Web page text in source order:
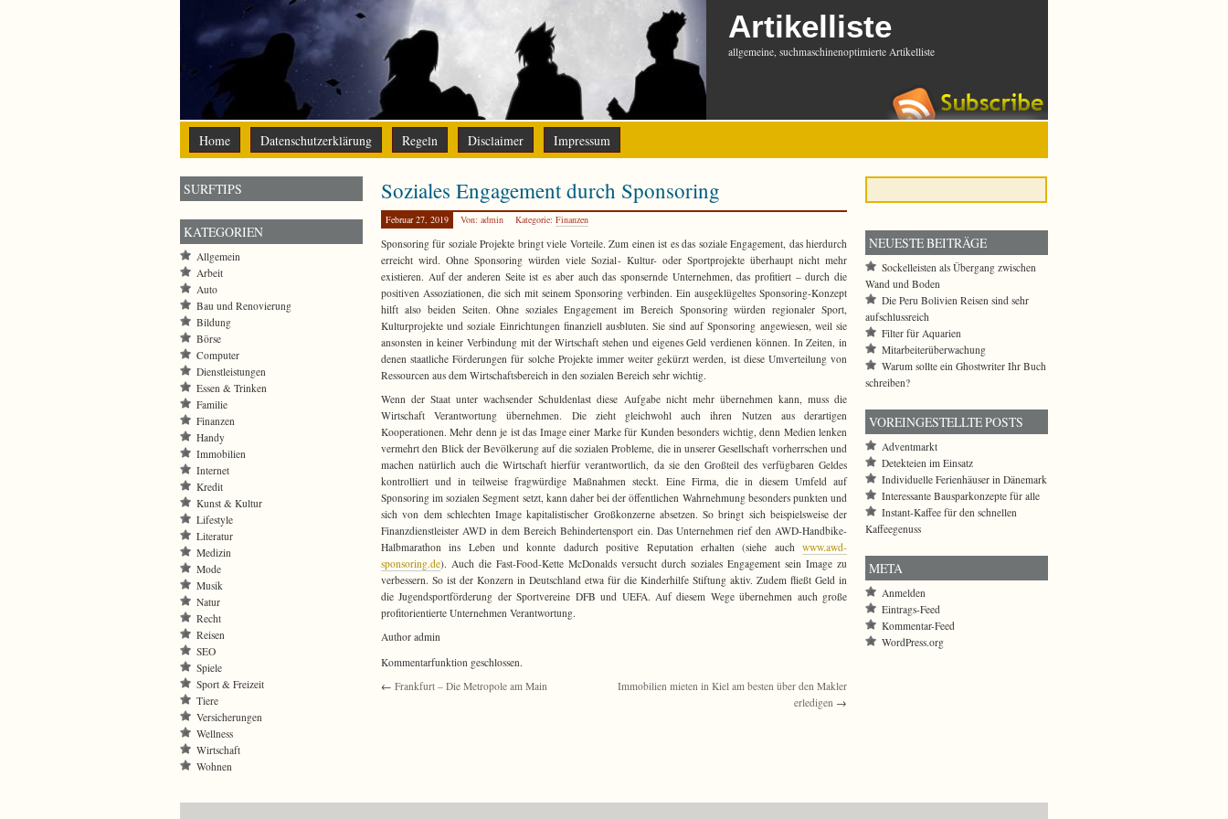
Artikelliste
allgemeine, suchmaschinenoptimierte Artikelliste
Home Datenschutzerklärung Regeln Disclaimer Impressum
Soziales Engagement durch Sponsoring
Februar 27, 2019 Von: admin Kategorie: Finanzen
Sponsoring für soziale Projekte bringt viele Vorteile. Zum einen ist es das soziale Engagement, das hierdurch
erreicht wird. Ohne Sponsoring würden viele Sozial- Kultur- oder Sportprojekte überhaupt nicht mehr
existieren. Auf der anderen Seite ist es aber auch das sponsernde Unternehmen, das profitiert – durch die
positiven Assoziationen, die sich mit seinem Sponsoring verbinden. Ein ausgeklügeltes Sponsoring-Konzept
hilft also beiden Seiten. Ohne soziales Engagement im Bereich Sponsoring würden regionaler Sport,
Kulturprojekte und soziale Einrichtungen finanziell ausbluten. Sie sind auf Sponsoring angewiesen, weil sie
ansonsten in keiner Verbindung mit der Wirtschaft stehen und eigenes Geld verdienen können. In Zeiten, in
denen staatliche Förderungen für solche Projekte immer weiter gekürzt werden, ist diese Umverteilung von
Ressourcen aus dem Wirtschaftsbereich in den sozialen Bereich sehr wichtig.
Wenn der Staat unter wachsender Schuldenlast diese Aufgabe nicht mehr übernehmen kann, muss die
Wirtschaft Verantwortung übernehmen. Die zieht gleichwohl auch ihren Nutzen aus derartigen
Kooperationen. Mehr denn je ist das Image einer Marke für Kunden besonders wichtig, denn Medien lenken
vermehrt den Blick der Bevölkerung auf die sozialen Probleme, die in unserer Gesellschaft vorherrschen und
machen natürlich auch die Wirtschaft hierfür verantwortlich, da sie den Großteil des verfügbaren Geldes
kontrolliert und in teilweise fragwürdige Maßnahmen steckt. Eine Firma, die in diesem Umfeld auf
Sponsoring im sozialen Segment setzt, kann daher bei der öffentlichen Wahrnehmung besonders punkten und
sich von dem schlechten Image kapitalistischer Großkonzerne absetzen. So bringt sich beispielsweise der
Finanzdienstleister AWD in dem Bereich Behindertensport ein. Das Unternehmen rief den AWD-Handbike-
Halbmarathon ins Leben und konnte dadurch positive Reputation erhalten (siehe auch www.awd-
sponsoring.de). Auch die Fast-Food-Kette McDonalds versucht durch soziales Engagement sein Image zu
verbessern. So ist der Konzern in Deutschland etwa für die Kinderhilfe Stiftung aktiv. Zudem fließt Geld in
die Jugendsportförderung der Sportvereine DFB und UEFA. Auf diesem Wege übernehmen auch große
profitorientierte Unternehmen Verantwortung.
Author admin
Kommentarfunktion geschlossen.
← Frankfurt – Die Metropole am Main
Immobilien mieten in Kiel am besten über den Makler
erledigen →
SURFTIPS
KATEGORIEN
Allgemein
Arbeit
Auto
Bau und Renovierung
Bildung
Börse
Computer
Dienstleistungen
Essen & Trinken
Familie
Finanzen
Handy
Immobilien
Internet
Kredit
Kunst & Kultur
Lifestyle
Literatur
Medizin
Mode
Musik
Natur
Recht
Reisen
SEO
Spiele
Sport & Freizeit
Tiere
Versicherungen
Wellness
Wirtschaft
Wohnen
NEUESTE BEITRÄGE
Sockelleisten als Übergang zwischen
Wand und Boden
Die Peru Bolivien Reisen sind sehr
aufschlussreich
Filter für Aquarien
Mitarbeiterüberwachung
Warum sollte ein Ghostwriter Ihr Buch
schreiben?
VOREINGESTELLTE POSTS
Adventmarkt
Detekteien im Einsatz
Individuelle Ferienhäuser in Dänemark
Interessante Bausparkonzepte für alle
Instant-Kaffee für den schnellen
Kaffeegenuss
META
Anmelden
Eintrags-Feed
Kommentar-Feed
WordPress.org